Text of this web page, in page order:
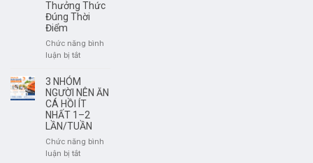
Vũng
Tàu
đâu
tươi
có
nguồn
gốc
rõ
ràng?
Thưởng Thức
Đúng Thời
Điểm
Chức năng bình
luận bị tắtở
Vang
Không
Phải
Để
Càng
Lâu
3 NHÓM
NGƯỜI NÊN ĂN
CÁ HỒI ÍT
NHẤT 1–2
LẦN/TUẦN
Chức năng bình
luận bị tắtở